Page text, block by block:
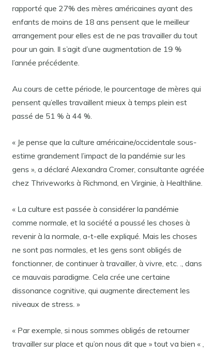
rapporté que 27% des mères américaines ayant des
enfants de moins de 18 ans pensent que le meilleur
arrangement pour elles est de ne pas travailler du tout
pour un gain. Il s’agit d’une augmentation de 19 %
l’année précédente.
Au cours de cette période, le pourcentage de mères qui
pensent qu’elles travaillent mieux à temps plein est
passé de 51 % à 44 %.
« Je pense que la culture américaine/occidentale sous-
estime grandement l’impact de la pandémie sur les
gens », a déclaré Alexandra Cromer, consultante agréée
chez Thriveworks à Richmond, en Virginie, à Healthline.
« La culture est passée à considérer la pandémie
comme normale, et la société a poussé les choses à
revenir à la normale, a-t-elle expliqué. Mais les choses
ne sont pas normales, et les gens sont obligés de
fonctionner, de continuer à travailler, à vivre, etc. ., dans
ce mauvais paradigme. Cela crée une certaine
dissonance cognitive, qui augmente directement les
niveaux de stress. »
« Par exemple, si nous sommes obligés de retourner
travailler sur place et qu’on nous dit que » tout va bien « ,